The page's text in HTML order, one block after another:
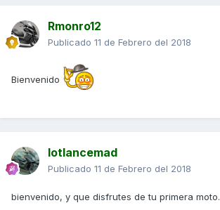
Rmonro12
Publicado 11 de Febrero del 2018
Bienvenido
lotlancemad
Publicado 11 de Febrero del 2018
bienvenido, y que disfrutes de tu primera moto.